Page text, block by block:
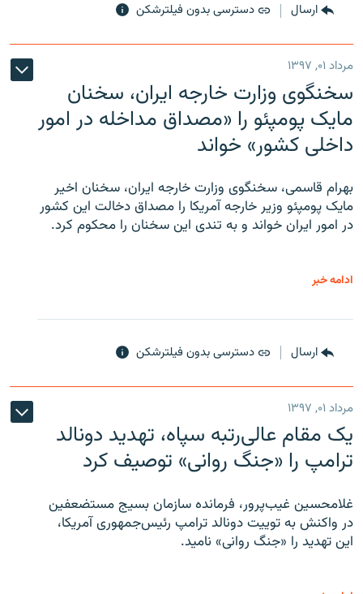
ارسال دسترسی بدون فیلترشکن
مرداد ۰۱, ۱۳۹۷
سخنگوی وزارت خارجه ایران، سخنان
مایک پومپئو را «مصداق مداخله در امور
داخلی کشور» خواند
بهرام قاسمی، سخنگوی وزارت خارجه ایران، سخنان اخیر
مایک پومپئو وزیر خارجه آمریکا را مصداق دخالت این کشور
در امور ایران خواند و به تندی این سخنان را محکوم کرد.
ادامه خبر
ارسال دسترسی بدون فیلترشکن
مرداد ۰۱, ۱۳۹۷
یک مقام عالی‌رتبه سپاه، تهدید دونالد
ترامپ را «جنگ روانی» توصیف کرد
غلامحسین غیب‌پرور، فرمانده سازمان بسیج مستضعفین
در واکنش به توییت دونالد ترامپ رئیس‌جمهوری آمریکا،
این تهدید را «جنگ روانی» نامید.